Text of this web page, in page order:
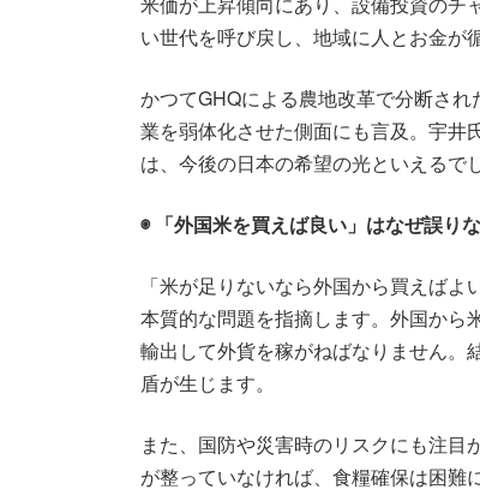
い世代を呼び戻し、地域に人とお金が
かつてGHQによる農地改革で分断さ
業を弱体化させた側面にも言及。宇井
は、今後の日本の希望の光といえるで
◉ 「外国米を買えば良い」はなぜ誤り
「米が足りないなら外国から買えば
本質的な問題を指摘します。外国から
輸出して外貨を稼がねばなりません。
盾が生じます。
また、国防や災害時のリスクにも注
が整っていなければ、食糧確保は困難